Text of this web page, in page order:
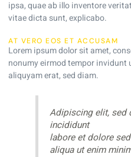
ipsa, quae ab illo inventore
vitae dicta sunt, explicabo.
AT VERO EOS ET ACCUSAM
Lorem ipsum dolor sit amet,
nonumy eirmod tempor invidunt
aliquyam erat, sed diam.
Adipiscing elit, sed
incididunt
labore et dolore
aliqua ut enim